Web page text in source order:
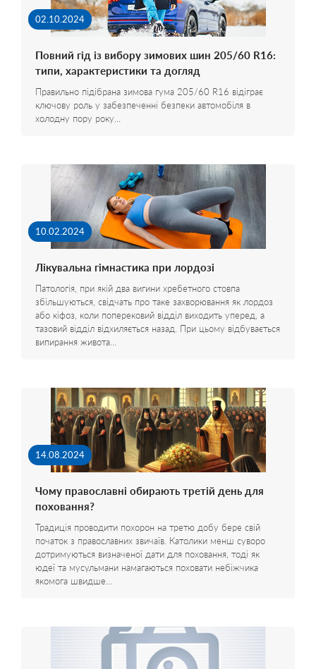
02.10.2024
Повний гід із вибору зимових шин 205/60 R16:
типи, характеристики та догляд
Правильно підібрана зимова гума 205/60 R16 відіграє
ключову роль у забезпеченні безпеки автомобіля в
холодну пору року…
10.02.2024
Лікувальна гімнастика при лордозі
Патологія, при якій два вигини хребетного стовпа
збільшуються, свідчать про таке захворювання як лордоз
або кіфоз, коли поперековий відділ виходить уперед, а
тазовий відділ відхиляється назад. При цьому відбувається
випирання живота…
14.08.2024
Чому православні обирають третій день для
поховання?
Традиція проводити похорон на третю добу бере свій
початок з православних звичаїв. Католики менш суворо
дотримуються визначеної дати для поховання, тоді як
юдеї та мусульмани намагаються поховати небіжчика
якомога швидше…